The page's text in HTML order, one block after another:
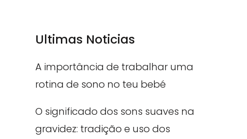
Ultimas Noticias
A importância de trabalhar uma
rotina de sono no teu bebé
O significado dos sons suaves na
gravidez: tradição e uso dos